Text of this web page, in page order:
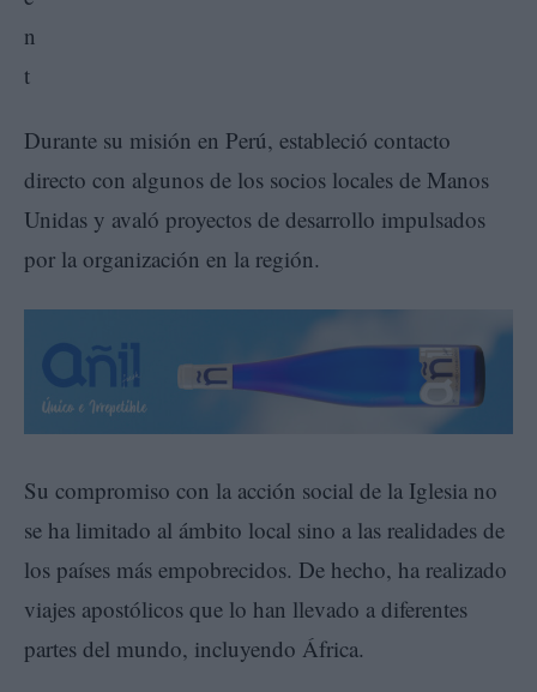
Durante su misión en Perú, estableció contacto
directo con algunos de los socios locales de Manos
Unidas y avaló proyectos de desarrollo impulsados
por la organización en la región.
Su compromiso con la acción social de la Iglesia no
se ha limitado al ámbito local sino a las realidades de
los países más empobrecidos. De hecho, ha realizado
viajes apostólicos que lo han llevado a diferentes
partes del mundo, incluyendo África.